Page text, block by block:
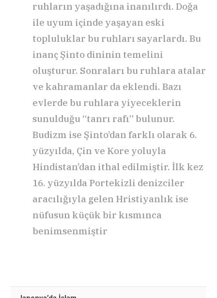
ruhların yaşadığına inanılırdı. Doğa
ile uyum içinde yaşayan eski
topluluklar bu ruhları sayarlardı. Bu
inanç Şinto dininin temelini
oluşturur. Sonraları bu ruhlara atalar
ve kahramanlar da eklendi. Bazı
evlerde bu ruhlara yiyeceklerin
sunulduğu “tanrı rafı” bulunur.
Budizm ise Şinto’dan farklı olarak 6.
yüzyılda, Çin ve Kore yoluyla
Hindistan’dan ithal edilmiştir. İlk kez
16. yüzyılda Portekizli denizciler
aracılığıyla gelen Hristiyanlık ise
nüfusun küçük bir kısmınca
benimsenmiştir